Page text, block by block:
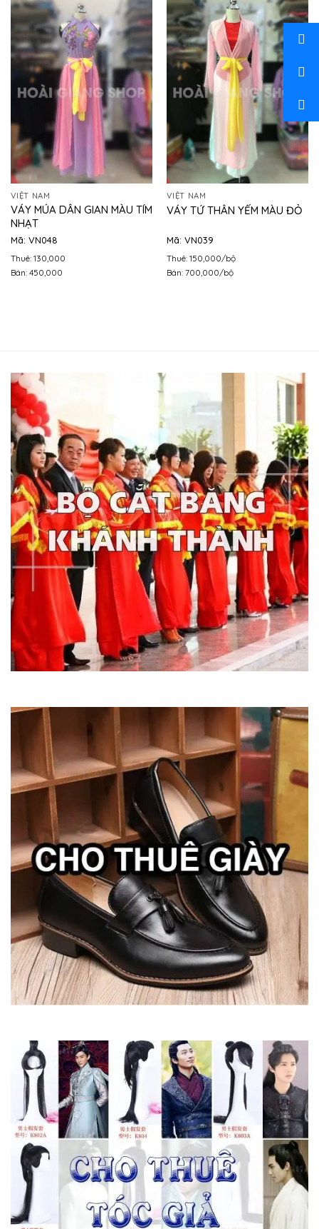
VIỆT NAM
VÁY MÚA DÂN GIAN MÀU TÍM
NHẠT
Mã: VN048
Thuê: 130,000
Bán: 450,000
VIỆT NAM
VÁY TỨ THÂN YẾM MÀU ĐỎ
Mã: VN039
Thuê: 150,000/bộ
Bán: 700,000/bộ